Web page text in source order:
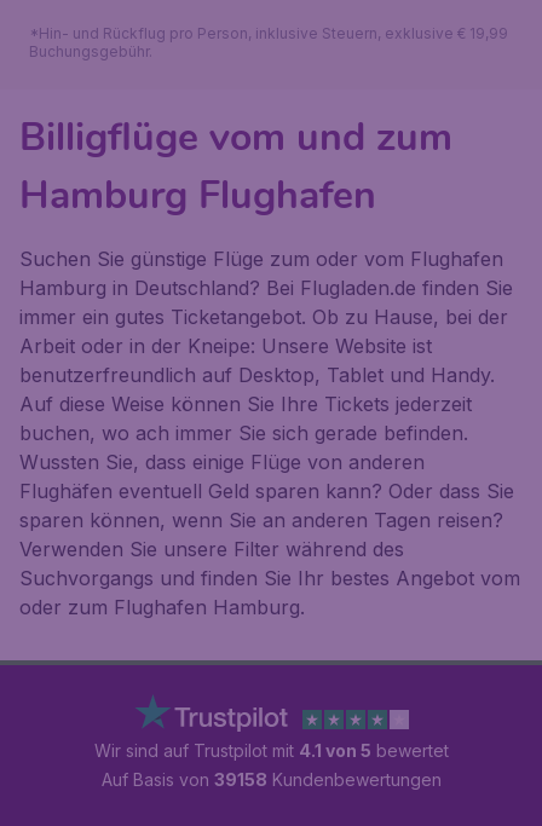
*Hin- und Rückflug pro Person, inklusive Steuern, exklusive € 19,99
Buchungsgebühr.
Billigflüge vom und zum
Hamburg Flughafen
Suchen Sie günstige Flüge zum oder vom Flughafen
Hamburg in Deutschland? Bei Flugladen.de finden Sie
immer ein gutes Ticketangebot. Ob zu Hause, bei der
Arbeit oder in der Kneipe: Unsere Website ist
benutzerfreundlich auf Desktop, Tablet und Handy.
Auf diese Weise können Sie Ihre Tickets jederzeit
buchen, wo ach immer Sie sich gerade befinden.
Wussten Sie, dass einige Flüge von anderen
Flughäfen eventuell Geld sparen kann? Oder dass Sie
sparen können, wenn Sie an anderen Tagen reisen?
Verwenden Sie unsere Filter während des
Suchvorgangs und finden Sie Ihr bestes Angebot vom
oder zum Flughafen Hamburg.
Wir sind auf Trustpilot mit 4.1 von 5 bewertet
Auf Basis von 39158 Kundenbewertungen